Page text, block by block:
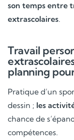
son temps entre
extrascolaires.
Travail
planning
Pratique d’un
dessin ; les
chance de
compétences.